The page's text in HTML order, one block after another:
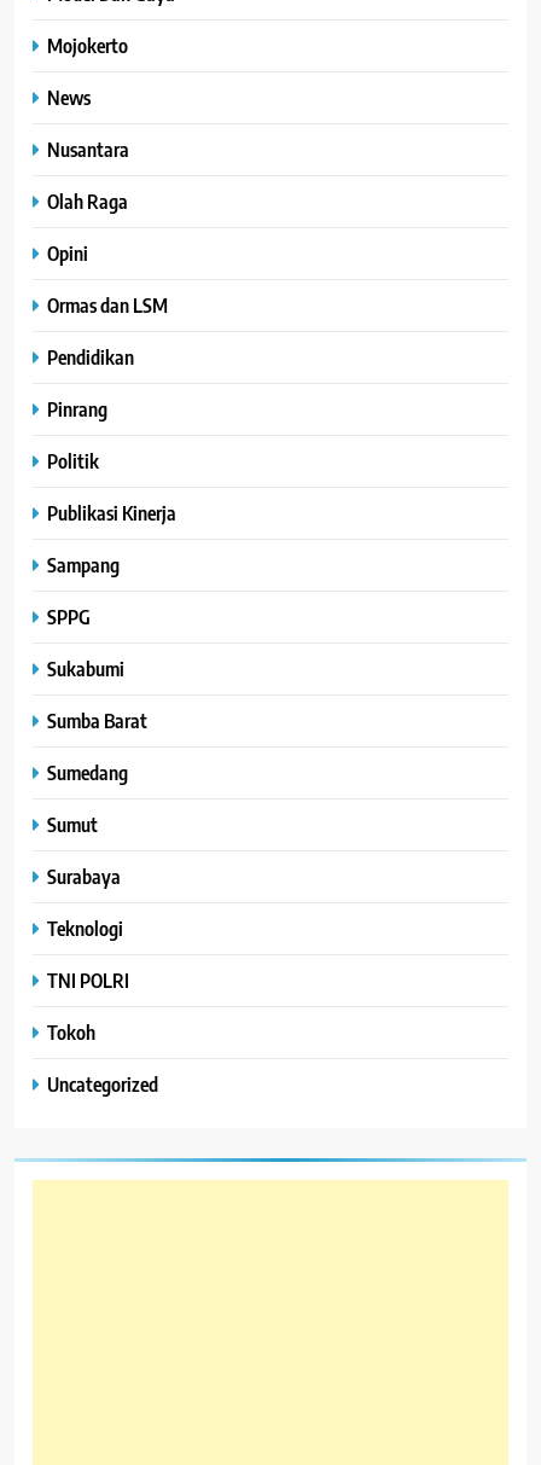
Mojokerto
News
Nusantara
Olah Raga
Opini
Ormas dan LSM
Pendidikan
Pinrang
Politik
Publikasi Kinerja
Sampang
SPPG
Sukabumi
Sumba Barat
Sumedang
Sumut
Surabaya
Teknologi
TNI POLRI
Tokoh
Uncategorized